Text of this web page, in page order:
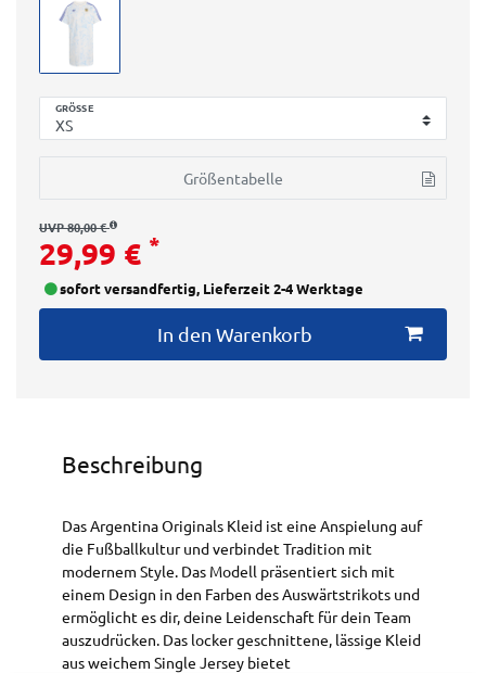
GRÖSSE
Größentabelle
UVP 80,00 €
29,99 € *
sofort versandfertig, Lieferzeit 2-4 Werktage
In den Warenkorb
Beschreibung
Das Argentina Originals Kleid ist eine Anspielung auf
die Fußballkultur und verbindet Tradition mit
modernem Style. Das Modell präsentiert sich mit
einem Design in den Farben des Auswärtstrikots und
ermöglicht es dir, deine Leidenschaft für dein Team
auszudrücken. Das locker geschnittene, lässige Kleid
aus weichem Single Jersey bietet